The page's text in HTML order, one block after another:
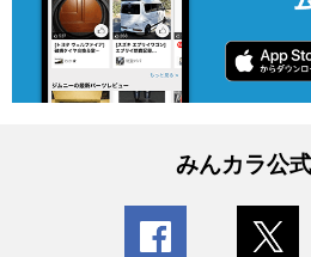
みんカラ公